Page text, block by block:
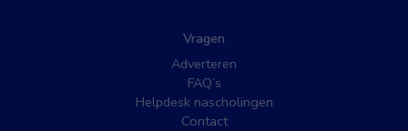
Vragen
Adverteren
FAQ’s
Helpdesk nascholingen
Contact